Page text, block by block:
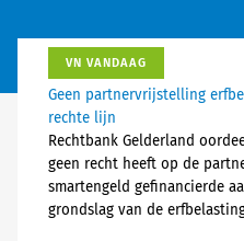
VN VANDAAG
Geen partnervrijstelling
rechte lijn
Rechtbank Gelderland
geen recht heeft op de
smartengeld gefinancierde
grondslag van de